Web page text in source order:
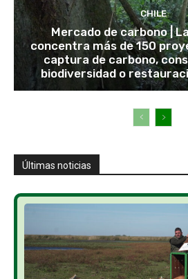
CHILE
Mercado de carbono |
concentra más de 150
captura de carbono,
biodiversidad o
Últimas noticias